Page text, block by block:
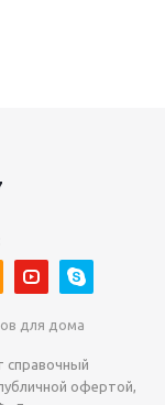
для дома
справочный
офертой,